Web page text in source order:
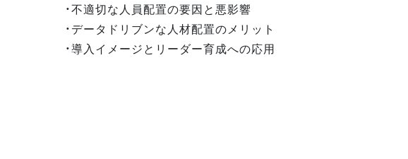
・不適切な人員配置の要因と悪影響
・データドリブンな人材配置のメリット
・導入イメージとリーダー育成への応用